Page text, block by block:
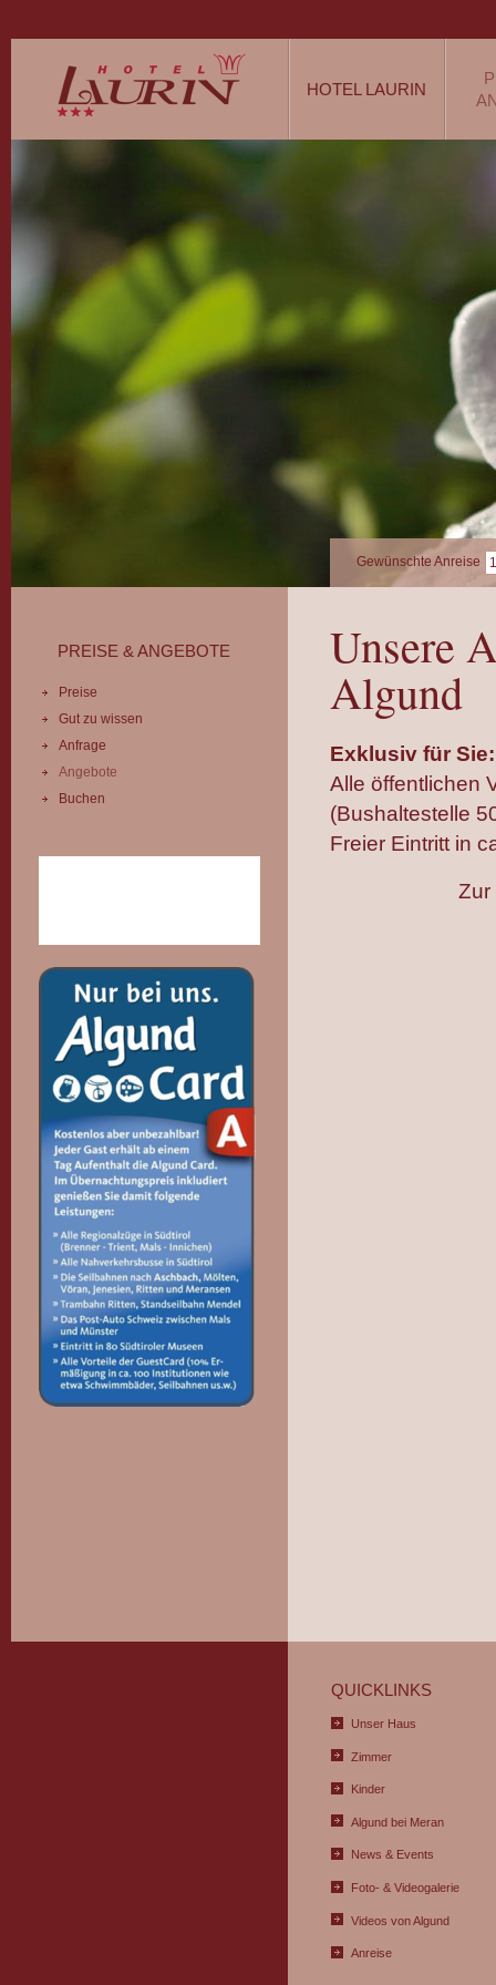
Unsere
Algund
Exklusiv für
Alle öffentlichen
(Bushaltestelle
Freier Eintritt in
Zur
PREISE & ANGEBOTE
Preise
Gut zu wissen
Anfrage
Angebote
Buchen
HOTEL LAURIN
Gewünschte Anreise
QUICKLINKS
Unser Haus
Zimmer
Kinder
Algund bei Meran
News & Events
Foto- & Videogalerie
Videos von Algund
Anreise